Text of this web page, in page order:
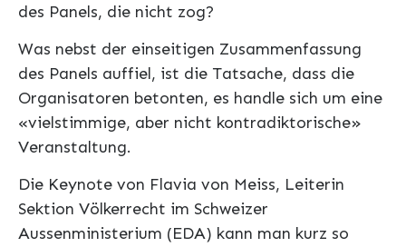
des Panels, die nicht zog?
Was nebst der einseitigen Zusammenfassung
des Panels auffiel, ist die Tatsache, dass die
Organisatoren betonten, es handle sich um eine
«vielstimmige, aber nicht kontradiktorische»
Veranstaltung.
Die Keynote von Flavia von Meiss, Leiterin
Sektion Völkerrecht im Schweizer
Aussenministerium (EDA) kann man kurz so